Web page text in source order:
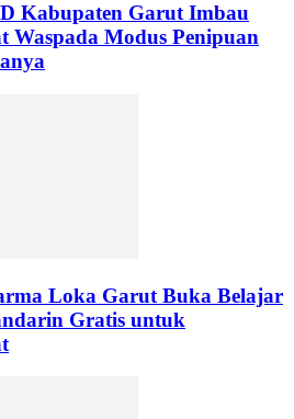
Kabupaten Garut Imbau
Waspada Modus Penipuan
Loka Garut Buka Belajar
Gratis untuk